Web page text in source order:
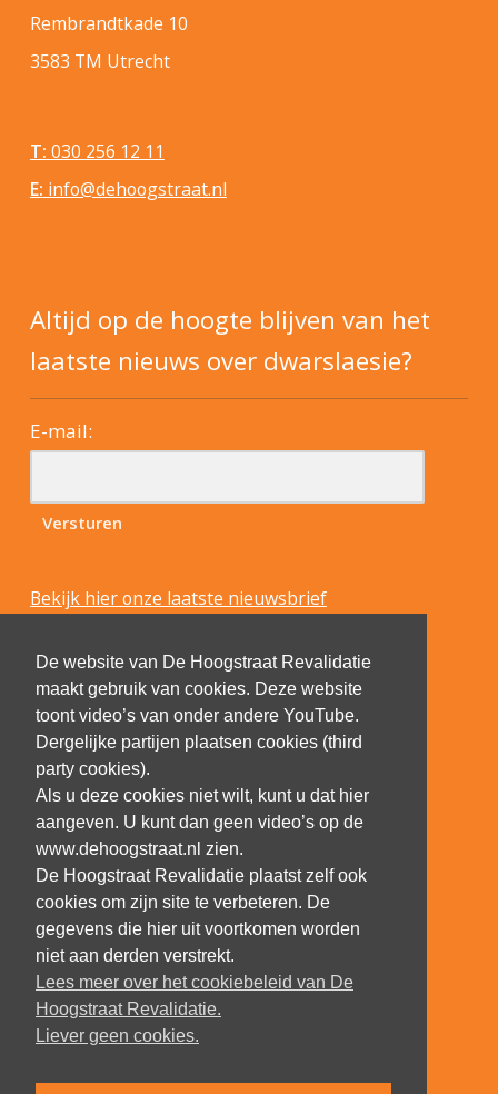
De website van De Hoogstraat Revalidatie
maakt gebruik van cookies. Deze website
toont video’s van onder andere YouTube.
Dergelijke partijen plaatsen cookies (third
party cookies).
Als u deze cookies niet wilt, kunt u dat hier
aangeven. U kunt dan geen video’s op de
www.dehoogstraat.nl zien.
De Hoogstraat Revalidatie plaatst zelf ook
cookies om zijn site te verbeteren. De
gegevens die hier uit voortkomen worden
niet aan derden verstrekt.
Lees meer over het cookiebeleid van De
Hoogstraat Revalidatie.
Liever geen cookies.
Rembrandtkade 10
3583 TM Utrecht
T: 030 256 12 11
E: info@dehoogstraat.nl
Altijd op de hoogte blijven van het
laatste nieuws over dwarslaesie?
E-mail:
Bekijk hier onze laatste nieuwsbrief